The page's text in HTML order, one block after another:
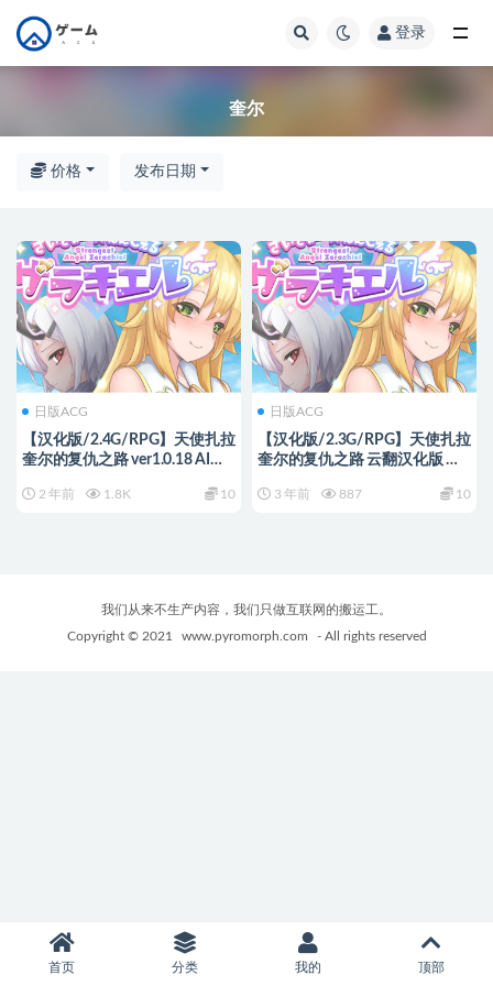
登录
奎尔
价格 发布日期
日版ACG
【汉化版/2.4G/RPG】天使扎拉
奎尔的复仇之路 ver1.0.18 AI精
2 年前 1.8K 10
日版ACG
【汉化版/2.3G/RPG】天使扎拉
奎尔的复仇之路 云翻汉化版 大
3 年前 887 10
我们从来不生产内容，我们只做互联网的搬运工。
Copyright © 2021
www.pyromorph.com - All rights reserved
首页 分类 我的 顶部